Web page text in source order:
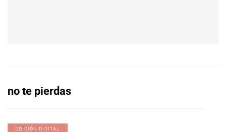
no te pierdas
EDICIÓN DIGITAL